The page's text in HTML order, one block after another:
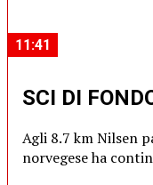
11:41
SCI DI
Agli 8.7 km Nilsen
norvegese ha